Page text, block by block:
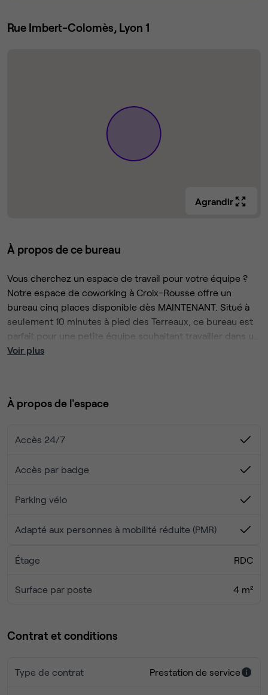
Rue Imbert-Colomès, Lyon 1
Agrandir
À propos de ce bureau
Vous cherchez un espace de travail pour votre équipe ?
Notre espace de coworking à Croix-Rousse offre un
bureau cinq places disponible dès MAINTENANT. Situé à
seulement 10 minutes à pied des Terreaux, ce bureau est
parfait pour une petite équipe souhaitant travailler dans un
environnement inspirant et collaboratif
📫 Domiciliation Sociale
🍽 Cuisine toute équipée : lave-vaisselle – micro-onde –
💤 Espace chill : canapé – jeux vidéo – Netflix
☕ Café/thé à volonté
🚶‍♂️ 10 mins à pied Place des Terreaux.
👉 1 800€ HT / mois
Voir plus
À propos de l'espace
Accès 24/7
Accès par badge
Parking vélo
Adapté aux personnes à mobilité réduite (PMR)
Étage RDC
Surface par poste 4 m²
Contrat et conditions
Type de contrat Prestation de service